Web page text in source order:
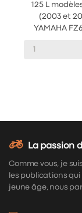
125 L
(2003 et
YAMAHA
La passion
Comme vous, je
les publications
jeune âge, nous